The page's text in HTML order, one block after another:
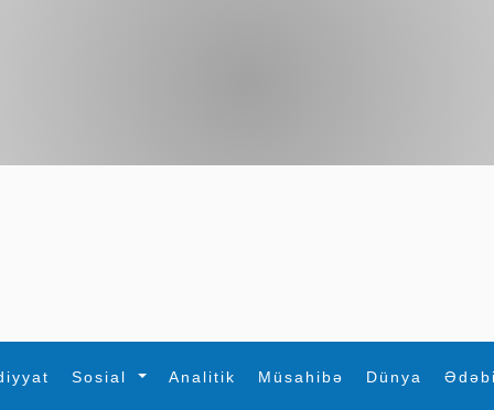
Sosial Analitik Müsahibə Dünya